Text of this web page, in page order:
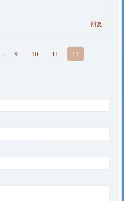
回复
... 9 10 11 12